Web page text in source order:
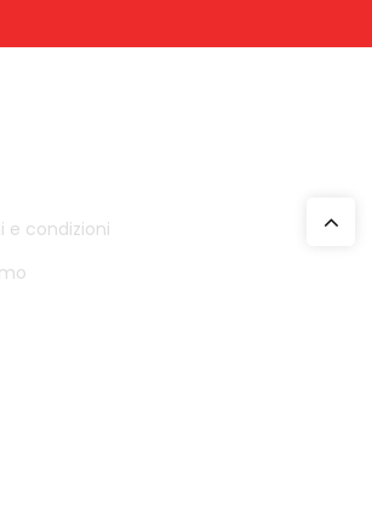
e condizioni